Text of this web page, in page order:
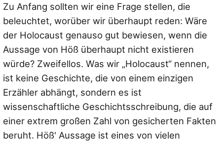
Zu Anfang sollten wir eine Frage stellen, die
beleuchtet, worüber wir überhaupt reden: Wäre
der Holocaust genauso gut bewiesen, wenn die
Aussage von Höß überhaupt nicht existieren
würde? Zweifellos. Was wir „Holocaust“ nennen,
ist keine Geschichte, die von einem einzigen
Erzähler abhängt, sondern es ist
wissenschaftliche Geschichtsschreibung, die auf
einer extrem großen Zahl von gesicherten Fakten
beruht. Höß' Aussage ist eines von vielen